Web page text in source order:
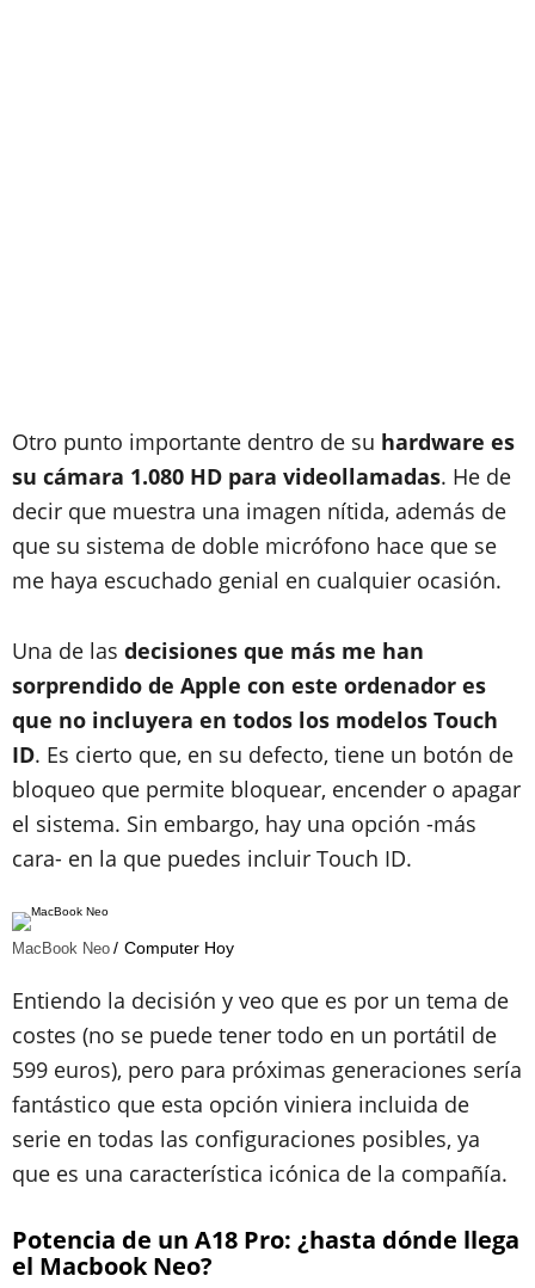
Otro punto importante dentro de su hardware es
su cámara 1.080 HD para videollamadas. He de
decir que muestra una imagen nítida, además de
que su sistema de doble micrófono hace que se
me haya escuchado genial en cualquier ocasión.
Una de las decisiones que más me han
sorprendido de Apple con este ordenador es
que no incluyera en todos los modelos Touch
ID. Es cierto que, en su defecto, tiene un botón de
bloqueo que permite bloquear, encender o apagar
el sistema. Sin embargo, hay una opción -más
cara- en la que puedes incluir Touch ID.
MacBook Neo Computer Hoy
Entiendo la decisión y veo que es por un tema de
costes (no se puede tener todo en un portátil de
599 euros), pero para próximas generaciones sería
fantástico que esta opción viniera incluida de
serie en todas las configuraciones posibles, ya
que es una característica icónica de la compañía.
Potencia de un A18 Pro: ¿hasta dónde llega
el Macbook Neo?